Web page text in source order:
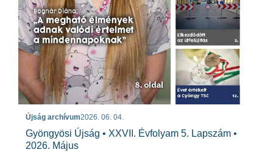
Újság archívum2026. 06. 04.
Gyöngyösi Újság • XXVII. Évfolyam 5. Lapszám •
2026. Május